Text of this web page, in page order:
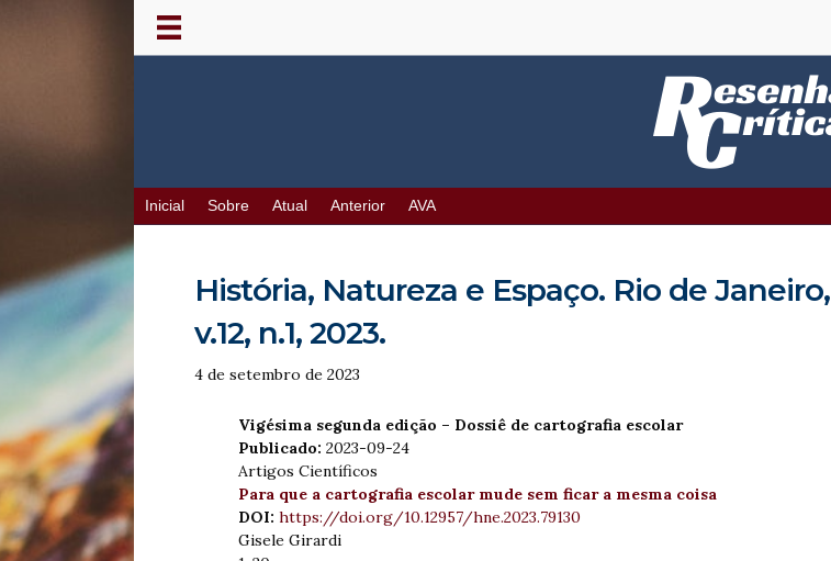
Inicial Sobre Atual Anterior AVA
História, Natureza e Espaço. Rio de Janeiro,
v.12, n.1, 2023.
4 de setembro de 2023
Vigésima segunda edição – Dossiê de cartografia escolar
Publicado: 2023-09-24
Artigos Científicos
Para que a cartografia escolar mude sem ficar a mesma coisa
DOI: https://doi.org/10.12957/hne.2023.79130
Gisele Girardi